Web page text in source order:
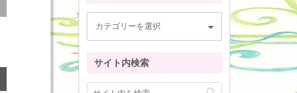
サイト内検索